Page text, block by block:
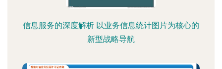
信息服务的深度解析 以业务信息统计图片为核心的
新型战略导航